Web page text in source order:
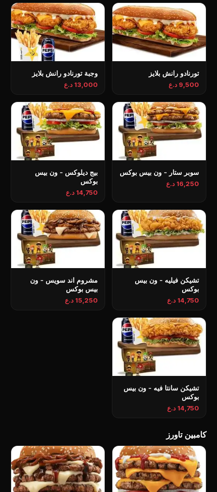
تورنادو رانش بلايز
9,500 د.ع
وجبة تورنادو رانش بلايز
13,000 د.ع
سوبر ستار - ون بيس بوكس
16,250 د.ع
بيج ديلوكس - ون بيس
بوكس
14,750 د.ع
تشيكن فيليه - ون بيس
بوكس
14,750 د.ع
مشروم اند سويس - ون
بيس بوكس
15,250 د.ع
تشيكن سانتا فيه - ون بيس
بوكس
14,750 د.ع
کامبین تاورز